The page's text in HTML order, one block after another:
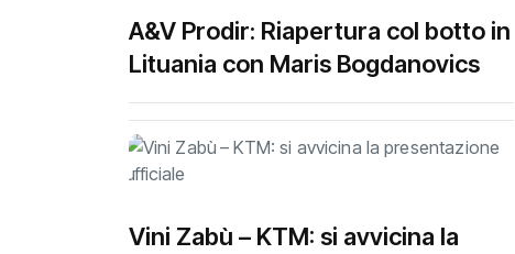
A&V Prodir: Riapertura col botto in
Lituania con Maris Bogdanovics
Vini Zabù – KTM: si avvicina la